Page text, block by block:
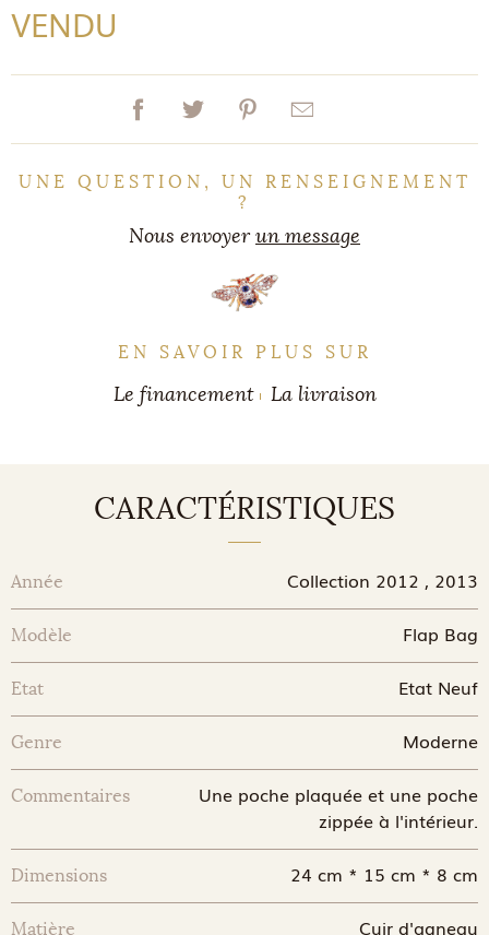
VENDU
UNE QUESTION, UN RENSEIGNEMENT
?
Nous envoyerun message
EN SAVOIR PLUS SUR
Le financement La livraison
CARACTÉRISTIQUES
Année Collection 2012 , 2013
Modèle Flap Bag
Etat Etat Neuf
Genre Moderne
Commentaires
Une poche plaquée et une poche
zippée à l'intérieur.
Dimensions 24 cm * 15 cm * 8 cm
Matière Cuir d'agneau